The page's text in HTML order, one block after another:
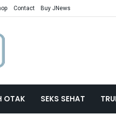
Contact Buy JNews
OTAK SEKS SEHAT